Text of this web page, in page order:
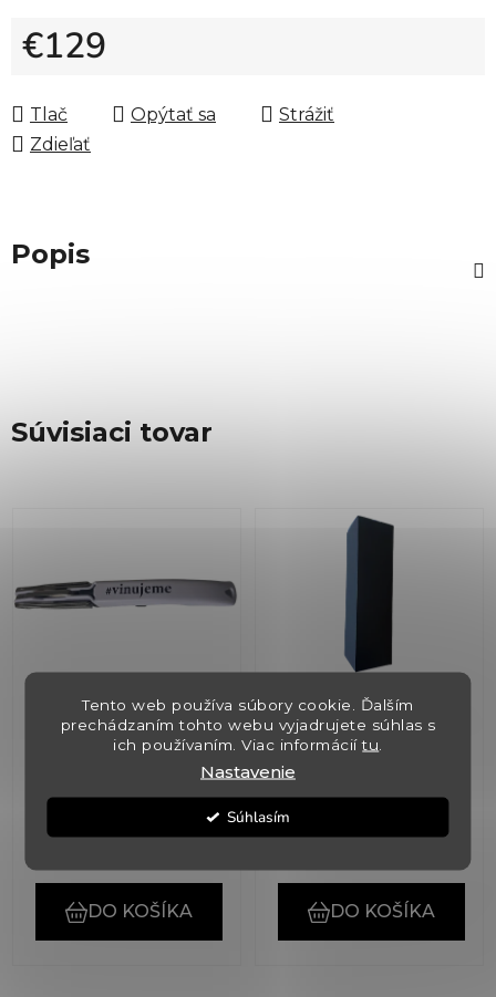
Tento web používa súbory cookie. Ďalším
prechádzaním tohto webu vyjadrujete súhlas s
ich používaním. Viac informáciítu
Nastavenie
Súhlasím
€129
Tlač
Opýtať sa
Strážiť
Zdieľať
Popis
Súvisiaci tovar
Otvarák na víno s
logom Vinujeme
€12,30
DO KOŠÍKA
Krabica čierna
universal pre 1 fľašu +
vložka
€3,60
DO KOŠÍKA